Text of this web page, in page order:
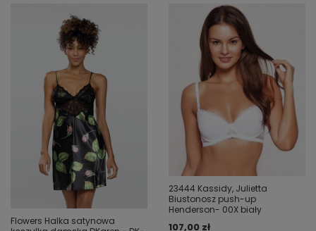
Flowers Halka satynowa
23444 Kassidy, Julietta
Biustonosz push-up
Henderson- 00X biały
107,00 zł